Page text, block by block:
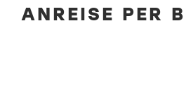
ANREISE PER